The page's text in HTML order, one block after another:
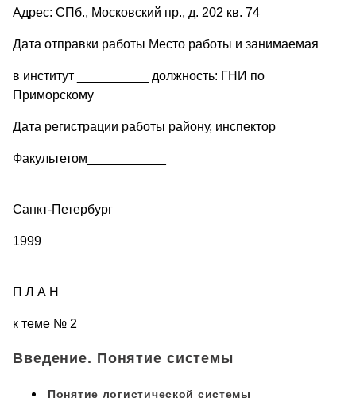
Адрес: СПб., Московский пр., д. 202 кв. 74
Дата отправки работы Место работы и занимаемая
в институт __________ должность: ГНИ по
Приморскому
Дата регистрации работы району, инспектор
Факультетом___________
Санкт-Петербург
1999
П Л А Н
к теме № 2
Введение. Понятие системы
Понятие логистической системы